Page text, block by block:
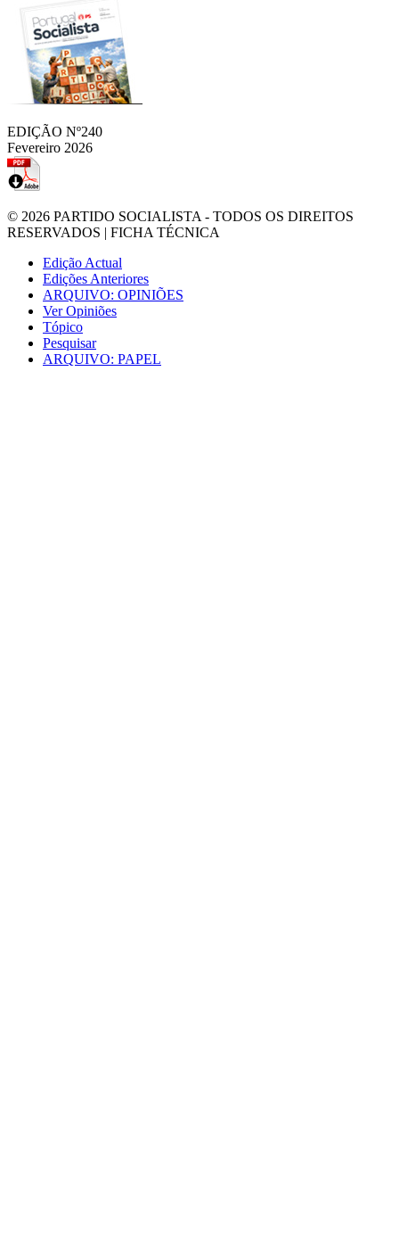
EDIÇÃO Nº240
Fevereiro 2026
© 2026 PARTIDO SOCIALISTA - TODOS OS DIREITOS
RESERVADOS | FICHA TÉCNICA
Edição Actual
Edições Anteriores
ARQUIVO: OPINIÕES
Ver Opiniões
Tópico
Pesquisar
ARQUIVO: PAPEL